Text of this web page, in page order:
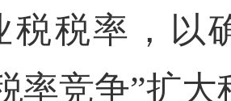
税税率，以
率竞争”扩大